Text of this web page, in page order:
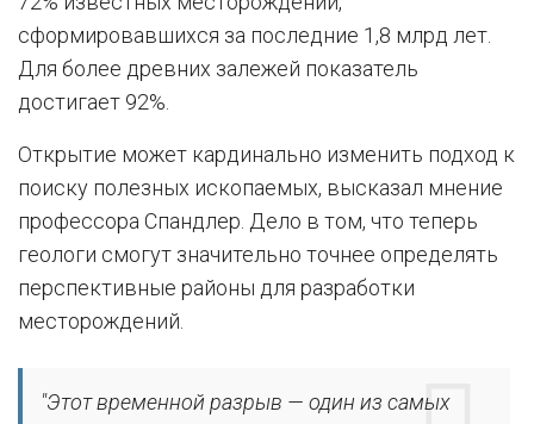
сформировавшихся за последние 1,8 млрд лет.
Для более древних залежей показатель
достигает 92%.
Открытие может кардинально изменить подход к
поиску полезных ископаемых, высказал мнение
профессора Спандлер. Дело в том, что теперь
геологи смогут значительно точнее определять
перспективные районы для разработки
месторождений.
"Этот временной разрыв — один из самых